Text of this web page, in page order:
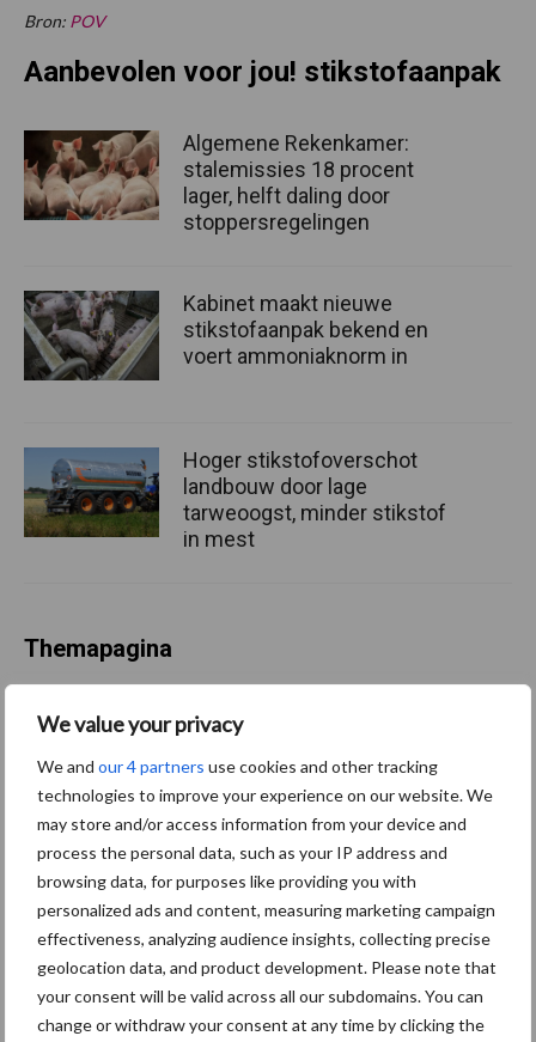
We value your privacy
We and our 4 partners use cookies and other tracking
technologies to improve your experience on our website. We
may store and/or access information from your device and
process the personal data, such as your IP address and
browsing data, for purposes like providing you with
personalized ads and content, measuring marketing campaign
effectiveness, analyzing audience insights, collecting precise
geolocation data, and product development. Please note that
your consent will be valid across all our subdomains. You can
change or withdraw your consent at any time by clicking the
Bron: POV
Aanbevolen voor jou! stikstofaanpak
Algemene Rekenkamer:
stalemissies 18 procent
lager, helft daling door
stoppersregelingen
Kabinet maakt nieuwe
stikstofaanpak bekend en
voert ammoniaknorm in
Hoger stikstofoverschot
landbouw door lage
tarweoogst, minder stikstof
in mest
Themapagina
Diergezondheid Fokkerij
Afrikaanse
varkenspest
Brachyspira
Toon meer